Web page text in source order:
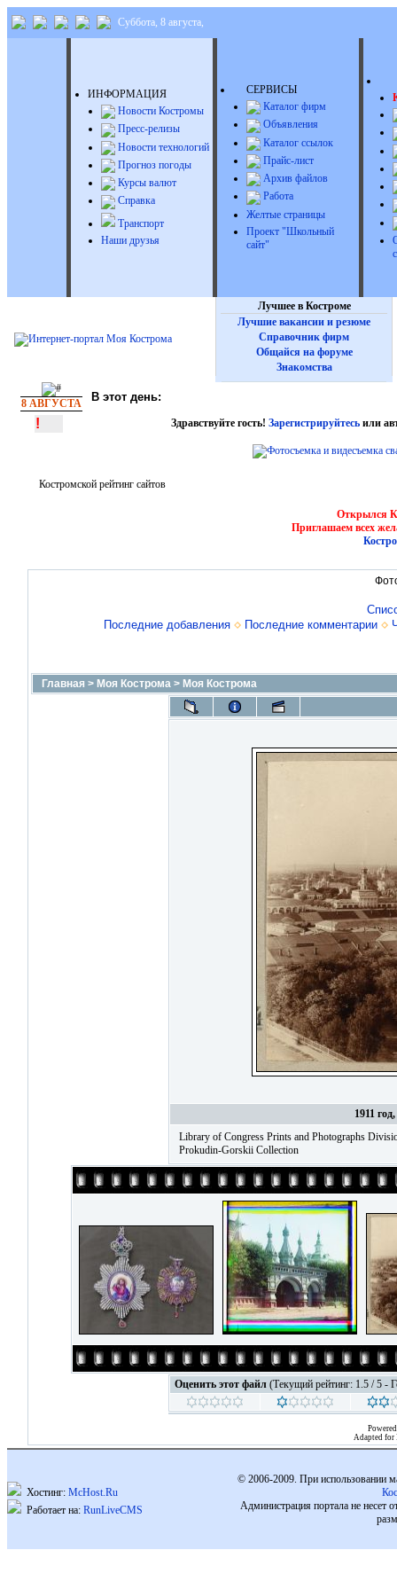
Суббота, 8 августа,
ИНФОРМАЦИЯ
Новости Костромы
Пресс-релизы
Новости технологий
Прогноз погоды
Курсы валют
Справка
Транспорт
Наши друзья
СЕРВИСЫ
Каталог фирм
Объявления
Каталог ссылок
Прайс-лист
Архив файлов
Работа
Желтые страницы
Проект "Школьный
сайт"
Лучшее в Костроме
Лучшие вакансии и резюме
Справочник фирм
Общайся на форуме
Знакомства
8 АВГУСТА В этот день:
! Здравствуйте гость! Зарегистрируйтесьили
Костромской рейтинг сайтов
Открылся
Приглашаем всех
Последние добавления
Последние комментарии
Главная > Моя Кострома> Моя Кострома
1911
Library of Congress Prints and Photographs
Prokudin-Gorskii Collection
Оценить этот файл (Текущий рейтинг: 1.5 / 5 -
Adapted for
Хостинг: McHost.Ru
Работает на: RunLiveCMS
© 2006-2009. При использовании
Администрация портала не несет